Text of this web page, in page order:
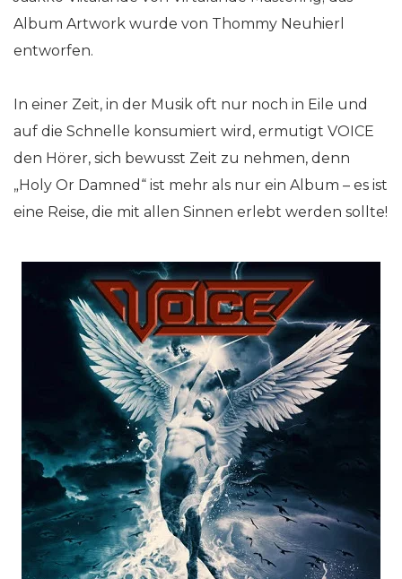
Album Artwork wurde von Thommy Neuhierl
entworfen.
In einer Zeit, in der Musik oft nur noch in Eile und
auf die Schnelle konsumiert wird, ermutigt VOICE
den Hörer, sich bewusst Zeit zu nehmen, denn
„Holy Or Damned“ ist mehr als nur ein Album – es ist
eine Reise, die mit allen Sinnen erlebt werden sollte!